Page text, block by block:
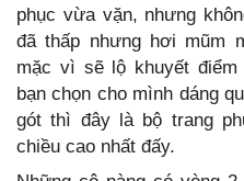
phục vừa vặn, nhưng
đã thấp nhưng hơi mũm
mặc vì sẽ lộ khuyết
bạn chọn cho mình dáng
gót thì đây là bộ trang
chiều cao nhất đấy.